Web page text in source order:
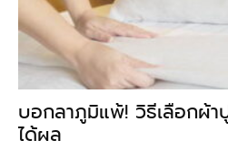
บอกลาภูมิแพ้! วิธีเลือกผ้า
ได้ผล